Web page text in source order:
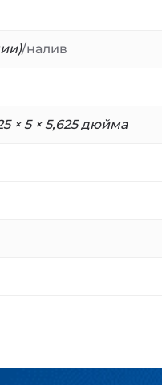
/налив
× 5 × 5,625 дюйма